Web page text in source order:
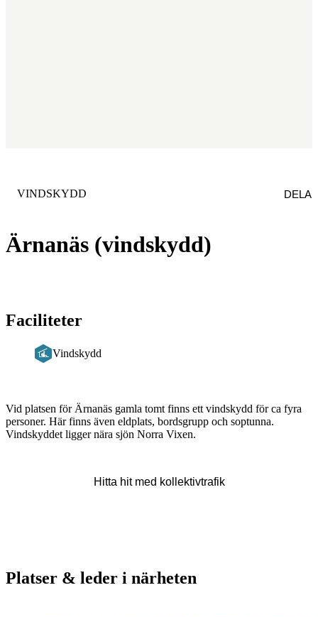
Ärnanäs (vindskydd)
KATEGORI:
VINDSKYDD DELA
Faciliteter
Vindskydd
Beskrivning
Vid platsen för Ärnanäs gamla tomt finns ett vindskydd för ca fyra
personer. Här finns även eldplats, bordsgrupp och soptunna.
Vindskyddet ligger nära sjön Norra Vixen.
Hitta hit med kollektivtrafik
Platser & leder i närheten